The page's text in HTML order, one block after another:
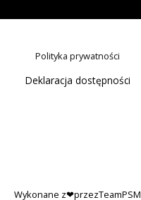
Polityka prywatności
Deklaracja dostępności
Wykonane z❤przezTeamPSM